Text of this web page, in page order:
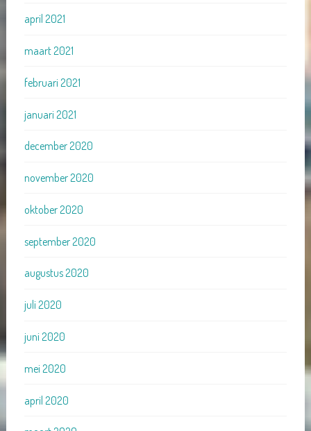
april 2021
maart 2021
februari 2021
januari 2021
december 2020
november 2020
oktober 2020
september 2020
augustus 2020
juli 2020
juni 2020
mei 2020
april 2020